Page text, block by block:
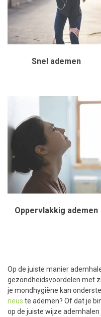
Snel ademen
Oppervlakkig ademen
Op de juiste manier
gezondheidsvoordelen met
je mondhygiëne kan
neus te ademen? Of dat je
op de juiste wijze